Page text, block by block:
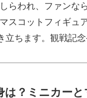
らわれ、ファンな
スコットフィギュ
立ちます。観戦記
は？ミニカー